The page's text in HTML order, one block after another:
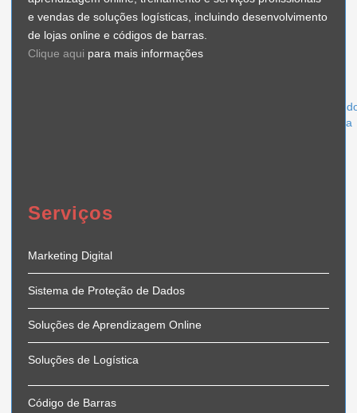
Talatona, Rua
Luanda, Angola
e vendas de soluções logísticas, incluindo desenvolvimento
de lojas online e códigos de barras.
Clique aqui para mais informações
Serviços
Marketing Digital
Sistema de Proteção de Dados
Soluções de Aprendizagem Online
Soluções de Logística
Código de Barras